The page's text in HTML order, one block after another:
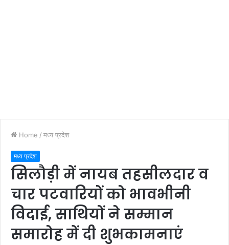
Home / मध्य प्रदेश
मध्य प्रदेश
सिलौड़ी में नायब तहसीलदार व
चार पटवारियों को भावभीनी
विदाई, साथियों ने सम्मान
समारोह में दी शुभकामनाएं